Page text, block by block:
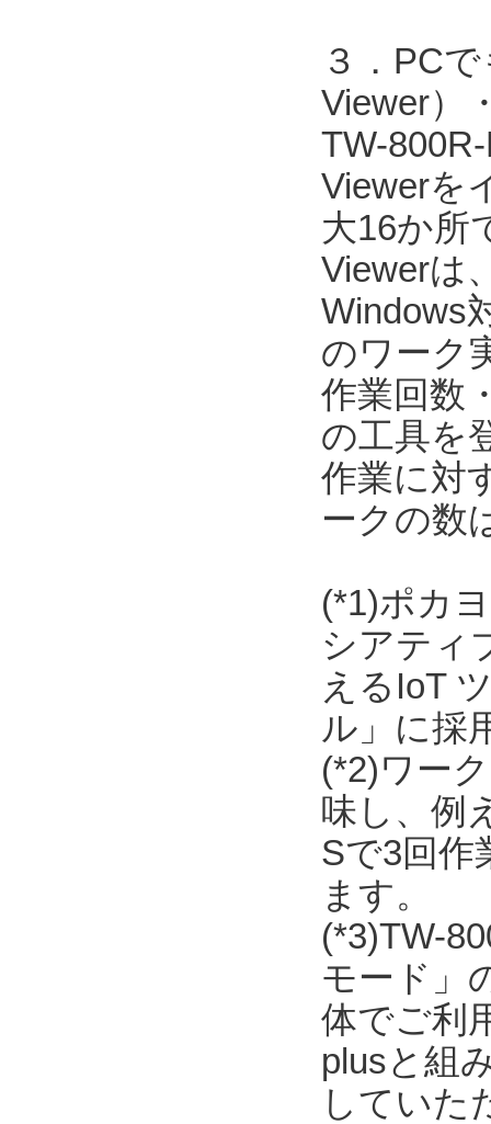
３．PC
Viewer）
TW-
Viewerを
大16か所
Viewerは
Windows
のワーク
作業回数
の工具を
作業に対
ークの数
(*1)ポカ
シアティ
えるIoT
ル」に採
(*2)ワー
味し、例
Sで3回作
ます。
(*3)TW-
モード」
体でご利
plusと組
していた